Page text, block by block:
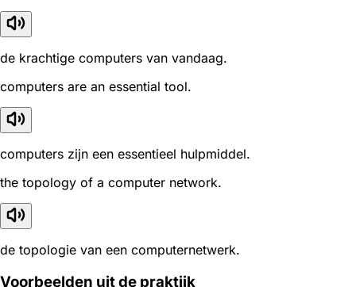
de krachtige computers van vandaag.
computers are an essential tool.
computers zijn een essentieel hulpmiddel.
the topology of a computer network.
de topologie van een computernetwerk.
Voorbeelden uit de praktijk